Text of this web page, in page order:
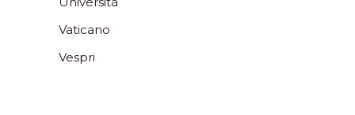
Vaticano
Vespri